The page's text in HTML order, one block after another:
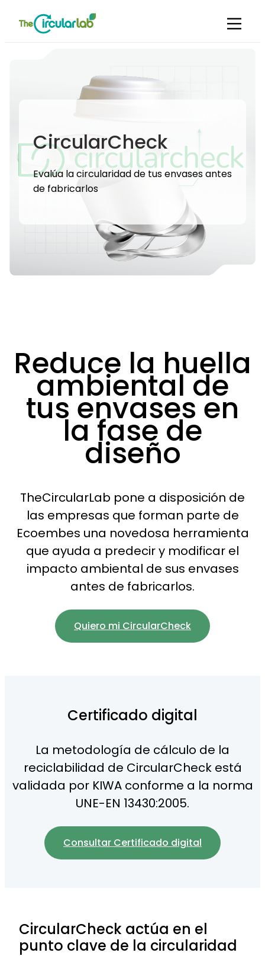
CircularCheck
Evalúa la circularidad de tus envases antes
de fabricarlos
Reduce la huella
ambiental de
tus envases en
la fase de
diseño
TheCircularLab pone a disposición de
las empresas que forman parte de
Ecoembes una novedosa herramienta
que ayuda a predecir y modificar el
impacto ambiental de sus envases
antes de fabricarlos.
Quiero mi CircularCheck
Certificado digital
La metodología de cálculo de la
reciclabilidad de CircularCheck está
validada por KIWA conforme a la norma
UNE-EN 13430:2005.
Consultar Certificado digital
CircularCheck actúa en el
punto clave de la circularidad